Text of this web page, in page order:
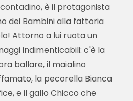
è il protagonista
dei Bambini alla fattoria
Attorno a lui ruota un
indimenticabili: c'è la
ballare, il maialino
la pecorella Bianca
e il gallo Chicco che